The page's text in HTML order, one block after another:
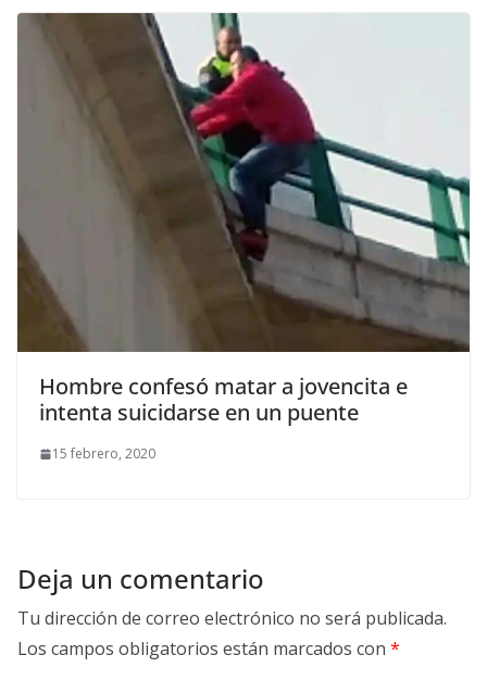
Hombre confesó matar a jovencita e
intenta suicidarse en un puente
15 febrero, 2020
Deja un comentario
Tu dirección de correo electrónico no será publicada.
Los campos obligatorios están marcados con *